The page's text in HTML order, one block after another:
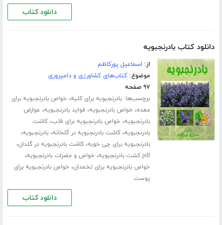
دانلود کتاب
دانلود کتاب بادرنجبویه
از: اسماعیل پورکاظم
موضوع:کتاب‌های کشاورزی و دامپروری
۹۷ صفحه
برچسب‌ها:بادرنجبویه برای کلیه، خواص بادرنجبویه برای
معده، خواص بادرنجبویه، فواید بادرنجبویه، عوارض
بادرنجبویه، خواص بادرنجبویه برای قلب،کاشت
بادرنجبویه،کاشت بادرنجبویه در گلخانه،بادرنجبویه،
بادرنجبویه برای چی خوبه،کاشت بادرنجبویه در گلدان،
pdf کشت بادرنجبویه ، خواص و مضرات بادرنجبویه،
خواص بادرنجبویه برای تخمدان، خواص بادرنجبویه برای
پوست
دانلود کتاب